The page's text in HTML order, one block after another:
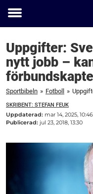
Toggle
Uppgifter:
nytt jobb –
Sportbibeln » Fotboll »
SKRIBENT: STEFAN FEUK
Uppdaterad: mar 14, 2025, 10:46
Publicerad: jul 23, 2018, 13:30